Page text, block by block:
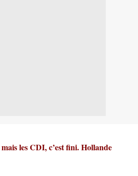
les CDI, c’est fini. Hollande